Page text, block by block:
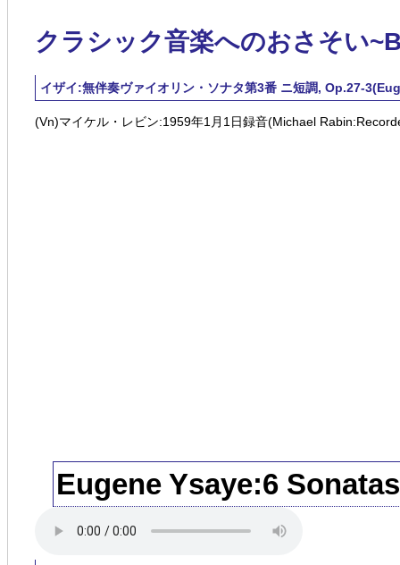
クラシック音楽へのおさそい
イザイ:無伴奏ヴァイオリン・ソナタ第3番 ニ短調, Op.27-
(Vn)マイケル・レビン:1959年1月1日録音(Michael
Eugene Ysaye:6